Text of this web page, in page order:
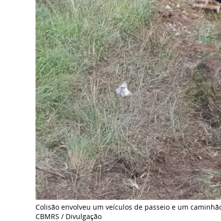
Colisão envolveu um veículos de passeio e um
CBMRS / Divulgação